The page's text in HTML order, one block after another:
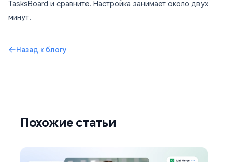
TasksBoard и сравните. Настройка занимает около двух
минут.
Назад к блогу
Похожие статьи